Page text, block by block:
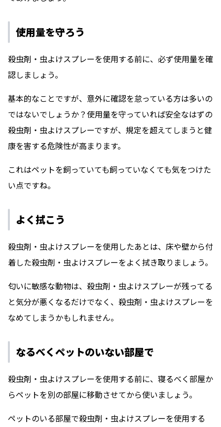
使用量を守ろう
殺虫剤・虫よけスプレーを使用する前に、必ず使用量を確
認しましょう。
基本的なことですが、意外に確認を怠っている方は多いの
ではないでしょうか？使用量を守っていれば安全なはずの
殺虫剤・虫よけスプレーですが、規定を超えてしまうと健
康を害する危険性が高まります。
これはペットを飼っていても飼っていなくても気をつけた
い点ですね。
よく拭こう
殺虫剤・虫よけスプレーを使用したあとは、床や壁から付
着した殺虫剤・虫よけスプレーをよく拭き取りましょう。
匂いに敏感な動物は、殺虫剤・虫よけスプレーが残ってる
と気分が悪くなるだけでなく、殺虫剤・虫よけスプレーを
なめてしまうかもしれません。
なるべくペットのいない部屋で
殺虫剤・虫よけスプレーを使用する前に、寝るべく部屋か
らペットを別の部屋に移動させてから使いましょう。
ペットのいる部屋で殺虫剤・虫よけスプレーを使用する